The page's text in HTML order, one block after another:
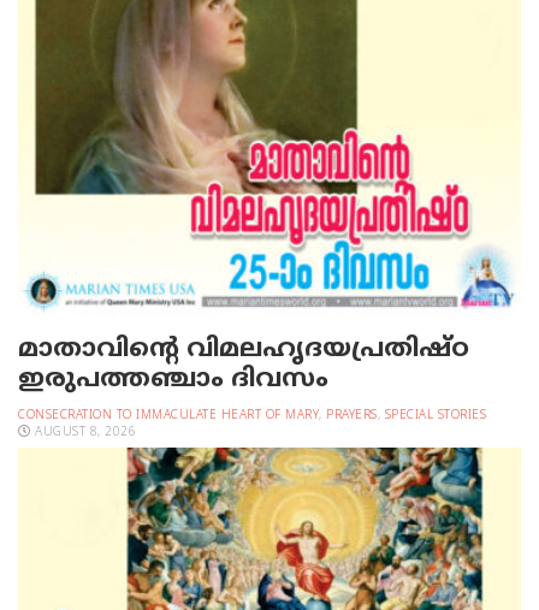
മാതാവിന്റെ വിമലഹൃദയപ്രതിഷ്ഠ
ഇരുപത്തഞ്ചാം ദിവസം
CONSECRATION TO IMMACULATE HEART OF MARY, PRAYERS, SPECIAL STORIES
AUGUST 8, 2026